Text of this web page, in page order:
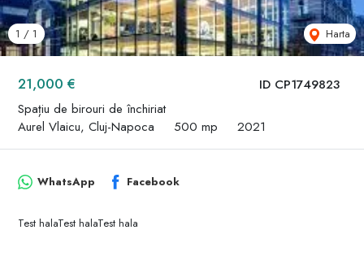
ID CP1749823
21,000 €
Spațiu de birouri de închiriat
Aurel Vlaicu, Cluj-Napoca
500 mp 2021
1 / 1 Harta
WhatsApp Facebook
Test halaTest halaTest hala